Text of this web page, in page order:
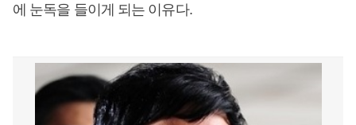
에 눈독을 들이게 되는 이유다.